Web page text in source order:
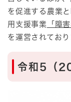
を促進する農業
用支援事業
「障
を運営されており
令和5（